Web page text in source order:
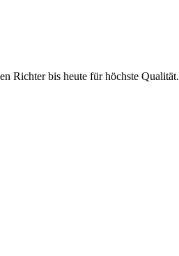
Richter bis heute für höchste Qualität.